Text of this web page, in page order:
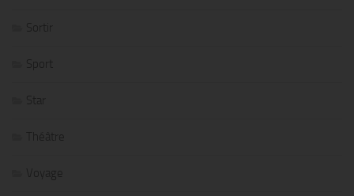
Sortir
Sport
Star
Théâtre
Voyage